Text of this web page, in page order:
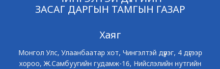
ЗАСАГ ДАРГЫН ТАМГЫН ГАЗАР
Хаяг
Монгол Улс, Улаанбаатар хот, Чингэлтэй дүүрэг, 4 дүгээр
хороо, Ж.Самбуугийн гудамж-16, Нийслэлийн нутгийн